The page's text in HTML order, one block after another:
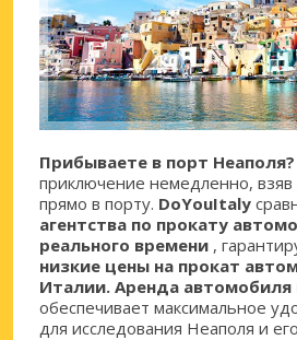
Прибываете в порт Неаполя?
приключение немедленно,
прямо в порту. DoYouItaly
агентства по прокату
реального времени ,
низкие цены на прокат
Италии. Аренда автомобиля
обеспечивает максимальное
для исследования Неаполя и